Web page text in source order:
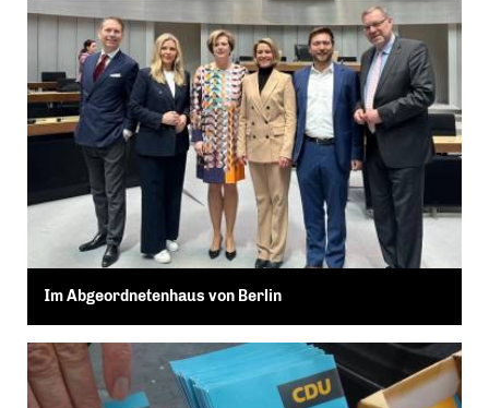
Im Abgeordnetenhaus von Berlin